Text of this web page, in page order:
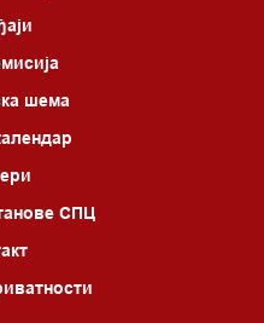
шема
СПЦ